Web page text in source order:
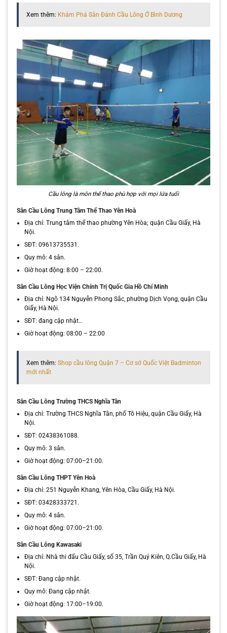
Xem thêm: Khám Phá Sân Đánh Cầu Lông Ở Bình Dương
Cầu lông là môn thể thao phù hợp với mọi lứa tuổi
Sân Cầu Lông Trung Tâm Thể Thao Yên Hoà
Địa chỉ: Trung tâm thể thao phường Yên Hòa; quận Cầu Giấy, Hà
Nội.
SĐT: 09613735531.
Quy mô: 4 sân.
Giờ hoạt động: 8:00 – 22:00.
Sân Cầu Lông Học Viện Chính Trị Quốc Gia Hồ Chí Minh
Địa chỉ: Ngõ 134 Nguyễn Phong Sắc, phường Dịch Vọng, quận Cầu
Giấy, Hà Nội.
SĐT: đang cập nhật…
Giờ hoạt động: 08:00 – 22:00
Xem thêm: Shop cầu lông Quận 7 – Cơ sở Quốc Việt Badminton
mới nhất
Sân Cầu Lông Trường THCS Nghĩa Tân
Địa chỉ: Trường THCS Nghĩa Tân, phố Tô Hiệu, quận Cầu Giấy, Hà
Nội.
SĐT: 02438361088.
Quy mô: 3 sân.
Giờ hoạt động: 07:00–21:00.
Sân Cầu Lông THPT Yên Hoà
Địa chỉ: 251 Nguyễn Khang, Yên Hòa, Cầu Giấy, Hà Nội.
SĐT: 03428333721.
Quy mô: 4 sân.
Giờ hoạt động: 07:00–21:00.
Sân Cầu Lông Kawasaki
Địa chỉ: Nhà thi đấu Cầu Giấy, số 35, Trần Quý Kiên, Q.Cầu Giấy, Hà
Nội.
SĐT: Đang cập nhật.
Quy mô: Đang cập nhật.
Giờ hoạt động: 17:00–19:00.